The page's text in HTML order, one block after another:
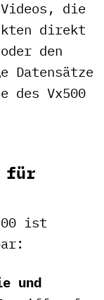
Videos, die
direkt
den
Datensätze
des Vx500
für
ist
und